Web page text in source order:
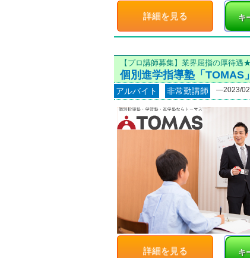
キ
詳細を見る
【プロ講師募集】業界屈指の厚待
個別進学指導塾「TOMAS
アルバイト 非常勤講師 ―2023/
キ
詳細を見る